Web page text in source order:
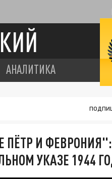
АНАЛИТИКА
И
УКАЗЕ 1944